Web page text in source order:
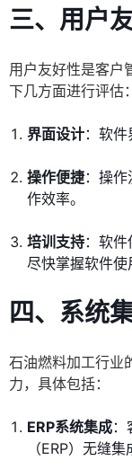
三、用户
用户友好性是客户
下几方面进行评估：
界面设计：软
操作便捷：操作
作效率。
培训支持：软
尽快掌握软件使
四、系统
石油燃料加工行业
力，具体包括：
ERP系统集成
（ERP）无缝